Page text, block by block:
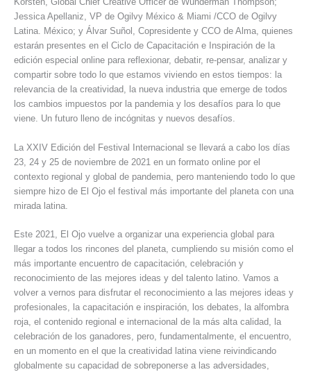
Jessica Apellaniz, VP de Ogilvy México & Miami /CCO de Ogilvy
Latina. México; y Álvar Suñol, Copresidente y CCO de Alma, quienes
estarán presentes en el Ciclo de Capacitación e Inspiración de la
edición especial online para reflexionar, debatir, re-pensar, analizar y
compartir sobre todo lo que estamos viviendo en estos tiempos: la
relevancia de la creatividad, la nueva industria que emerge de todos
los cambios impuestos por la pandemia y los desafíos para lo que
viene. Un futuro lleno de incógnitas y nuevos desafíos.
La XXIV Edición del Festival Internacional se llevará a cabo los días
23, 24 y 25 de noviembre de 2021 en un formato online por el
contexto regional y global de pandemia, pero manteniendo todo lo que
siempre hizo de El Ojo el festival más importante del planeta con una
mirada latina.
Este 2021, El Ojo vuelve a organizar una experiencia global para
llegar a todos los rincones del planeta, cumpliendo su misión como el
más importante encuentro de capacitación, celebración y
reconocimiento de las mejores ideas y del talento latino. Vamos a
volver a vernos para disfrutar el reconocimiento a las mejores ideas y
profesionales, la capacitación e inspiración, los debates, la alfombra
roja, el contenido regional e internacional de la más alta calidad, la
celebración de los ganadores, pero, fundamentalmente, el encuentro,
en un momento en el que la creatividad latina viene reivindicando
globalmente su capacidad de sobreponerse a las adversidades,